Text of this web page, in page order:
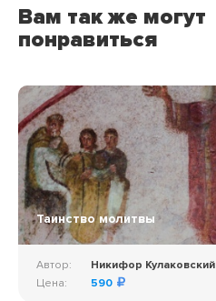
Вам так же могут
понравиться
Таинство молитвы
Автор:
Никифор Кулаковский
Цена:
590